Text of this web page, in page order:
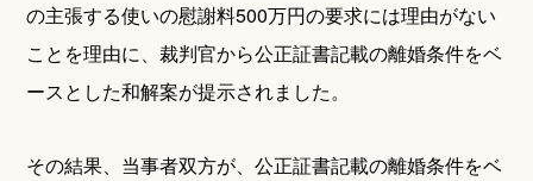
の主張する使いの慰謝料500万円の要求には理由がない
ことを理由に、裁判官から公正証書記載の離婚条件をベ
ースとした和解案が提示されました。
その結果、当事者双方が、公正証書記載の離婚条件をベ